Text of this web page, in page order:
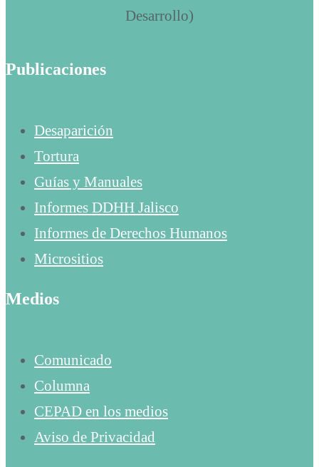
Publicaciones
Desaparición
Tortura
Guías y Manuales
Informes DDHH Jalisco
Informes de Derechos Humanos
Micrositios
Medios
Comunicado
Columna
CEPAD en los medios
Aviso de Privacidad